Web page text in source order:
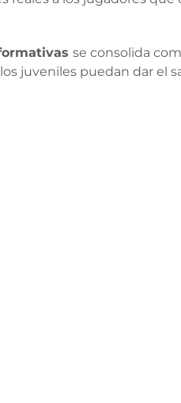
se consolida
juveniles puedan dar el